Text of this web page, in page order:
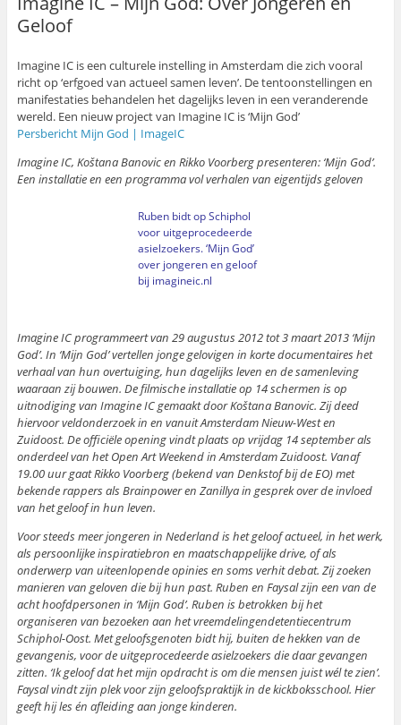
Geloof
Imagine IC is een culturele instelling in Amsterdam die zich vooral
richt op ‘erfgoed van actueel samen leven’. De tentoonstellingen en
manifestaties behandelen het dagelijks leven in een veranderende
wereld. Een nieuw project van Imagine IC is ‘Mijn God’
Persbericht Mijn God | ImageIC
Imagine IC, Koštana Banovic en Rikko Voorberg presenteren: ‘Mijn God’.
Een installatie en een programma vol verhalen van eigentijds geloven
Ruben bidt op Schiphol
voor uitgeprocedeerde
asielzoekers. ‘Mijn God’
over jongeren en geloof
bij imagineic.nl
Imagine IC programmeert van 29 augustus 2012 tot 3 maart 2013 ‘Mijn
God’. In ‘Mijn God’ vertellen jonge gelovigen in korte documentaires het
verhaal van hun overtuiging, hun dagelijks leven en de samenleving
waaraan zij bouwen. De filmische installatie op 14 schermen is op
uitnodiging van Imagine IC gemaakt door Koštana Banovic. Zij deed
hiervoor veldonderzoek in en vanuit Amsterdam Nieuw-West en
Zuidoost. De officiële opening vindt plaats op vrijdag 14 september als
onderdeel van het Open Art Weekend in Amsterdam Zuidoost. Vanaf
19.00 uur gaat Rikko Voorberg (bekend van Denkstof bij de EO) met
bekende rappers als Brainpower en Zanillya in gesprek over de invloed
van het geloof in hun leven.
Voor steeds meer jongeren in Nederland is het geloof actueel, in het werk,
als persoonlijke inspiratiebron en maatschappelijke drive, of als
onderwerp van uiteenlopende opinies en soms verhit debat. Zij zoeken
manieren van geloven die bij hun past. Ruben en Faysal zijn een van de
acht hoofdpersonen in ‘Mijn God’. Ruben is betrokken bij het
organiseren van bezoeken aan het vreemdelingendetentiecentrum
Schiphol-Oost. Met geloofsgenoten bidt hij, buiten de hekken van de
gevangenis, voor de uitgeprocedeerde asielzoekers die daar gevangen
zitten. ‘Ik geloof dat het mijn opdracht is om die mensen juist wél te zien’.
Faysal vindt zijn plek voor zijn geloofspraktijk in de kickboksschool. Hier
geeft hij les én afleiding aan jonge kinderen.